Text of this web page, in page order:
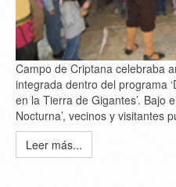
Campo de Criptana celebraba
integrada dentro del programa
en la Tierra de Gigantes’. Bajo
Nocturna’, vecinos y visitantes
Leer más...